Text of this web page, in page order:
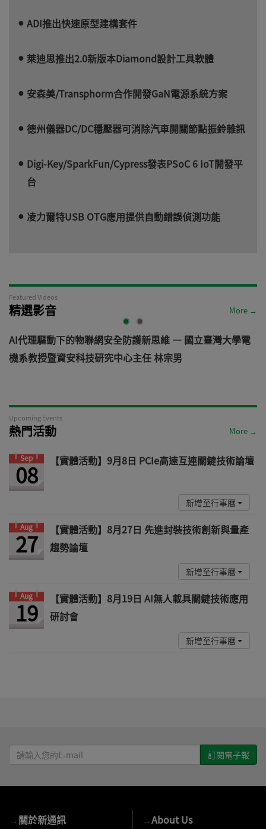
ADI推出快速原型建構套件
萊迪思推出2.0新版本Diamond設計工具軟體
安森美/Transphorm合作開發GaN電源系統方案
德州儀器DC/DC穩壓器可消除汽車開關節點振鈴雜訊
Digi-Key/SparkFun/Cypress發表PSoC 6 IoT開發平
台
凌力爾特USB OTG應用提供自動錯誤偵測功能
Featured Videos
精選影音 More →
AI代理驅動下的物聯網安全防護新思維 — 國立臺灣大學電
機系教授暨資安科技研究中心主任 林宗男
Upcoming Events
熱門活動 More →
Sep
08 【實體活動】9月8日 PCIe高速互連關鍵技術論壇
新增至行事曆
Aug
27
【實體活動】8月27日 先進封裝技術創新與量產
趨勢論壇
新增至行事曆
Aug
19
【實體活動】8月19日 AI無人載具關鍵技術應用
研討會
新增至行事曆
請
輸
E-
→關於新通訊 →About Us